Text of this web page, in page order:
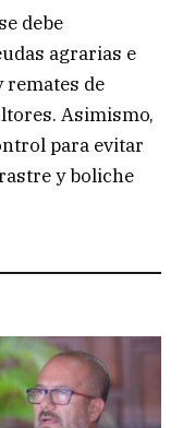
debe
agrarias e
de
Asimismo,
para evitar
y boliche